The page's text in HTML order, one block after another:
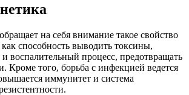
на себя внимание такое свойство
способность выводить токсины,
и воспалительный процесс, предотвращать
Кроме того, борьба с инфекцией ведется
иммунитет и система